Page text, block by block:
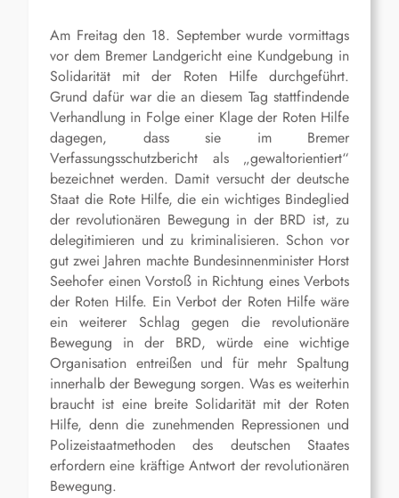
Am Freitag den 18. September wurde vormittags
vor dem Bremer Landgericht eine Kundgebung in
Solidarität mit der Roten Hilfe durchgeführt.
Grund dafür war die an diesem Tag stattfindende
Verhandlung in Folge einer Klage der Roten Hilfe
dagegen, dass sie im Bremer
Verfassungsschutzbericht als „gewaltorientiert“
bezeichnet werden. Damit versucht der deutsche
Staat die Rote Hilfe, die ein wichtiges Bindeglied
der revolutionären Bewegung in der BRD ist, zu
delegitimieren und zu kriminalisieren. Schon vor
gut zwei Jahren machte Bundesinnenminister Horst
Seehofer einen Vorstoß in Richtung eines Verbots
der Roten Hilfe. Ein Verbot der Roten Hilfe wäre
ein weiterer Schlag gegen die revolutionäre
Bewegung in der BRD, würde eine wichtige
Organisation entreißen und für mehr Spaltung
innerhalb der Bewegung sorgen. Was es weiterhin
braucht ist eine breite Solidarität mit der Roten
Hilfe, denn die zunehmenden Repressionen und
Polizeistaatmethoden des deutschen Staates
erfordern eine kräftige Antwort der revolutionären
Bewegung.